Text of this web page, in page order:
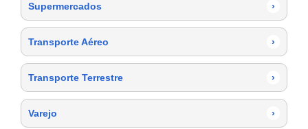
Supermercados ›
Transporte Aéreo ›
Transporte Terrestre ›
Varejo ›